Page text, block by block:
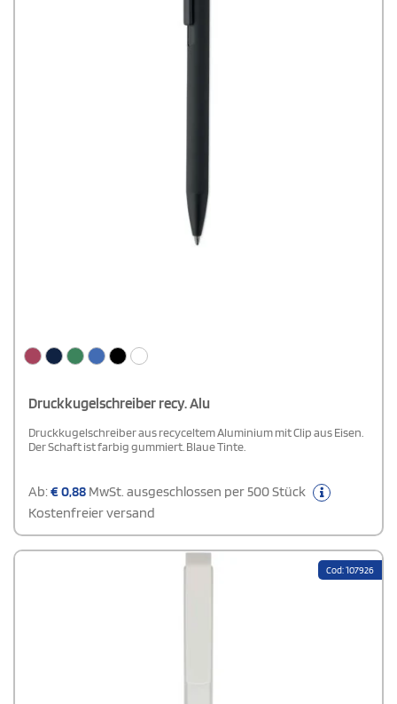
Druckkugelschreiber recy. Alu
Druckkugelschreiber aus recyceltem Aluminium mit Clip aus Eisen.
Der Schaft ist farbig gummiert. Blaue Tinte.
Ab:€0,88 MwSt. ausgeschlossen per 500 Stück
Kostenfreier versand
Cod: 107926